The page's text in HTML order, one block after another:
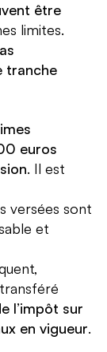
être
limites.
tranche
euros
. Il est
versées sont
et
l’impôt sur
en vigueur.